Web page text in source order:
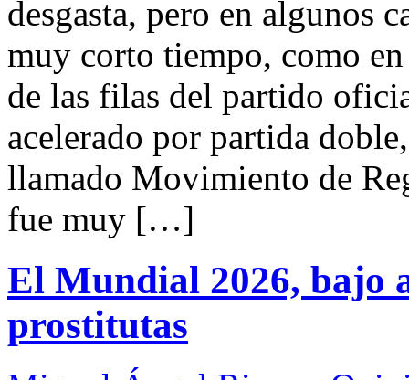
desgasta, pero en algunos
muy corto tiempo, como
de las filas del partido
acelerado por partida
llamado Movimiento de
fue muy […]
El Mundial 2026, bajo
prostitutas